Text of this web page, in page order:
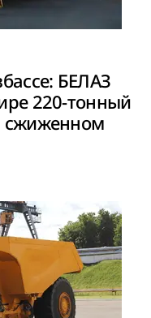
БЕЛАЗ
220-тонный
сжиженном